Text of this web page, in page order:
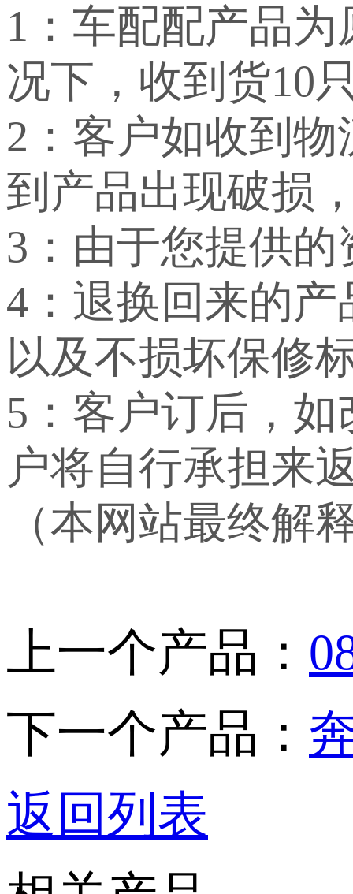
1：车配配产品
况下，收到货10
2：客户如收到
到产品出现破损
3：由于您提供
4：退换回来的
以及不损坏保修
5：客户订后，
户将自行承担来
（本网站最终解
上一个产品：
下一个产品：
返回列表